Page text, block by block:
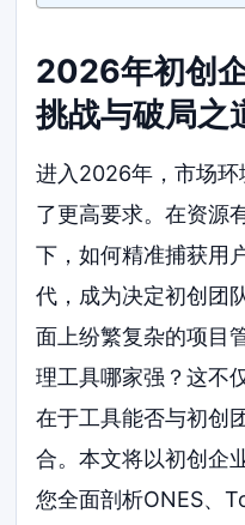
2026年初创
挑战与破局之
进入2026年，市场环
了更高要求。在资源
下，如何精准捕获用
代，成为决定初创团
面上纷繁复杂的项目
理工具哪家强？这不
在于工具能否与初创
合。本文将以初创企
您全面剖析ONES、